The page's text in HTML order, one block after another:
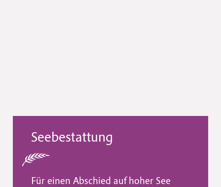
Seebestattung
Für einen Abschied auf hoher See